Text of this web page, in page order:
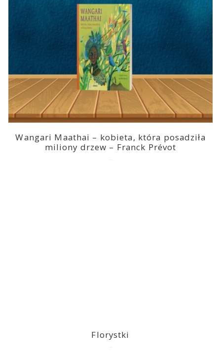
Wangari Maathai – kobieta, która posadziła
miliony drzew – Franck Prévot
Florystki